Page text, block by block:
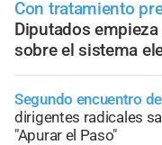
Con tratamiento
Diputados
sobre el sistema
Segundo encuentro
dirigentes radicales
"Apurar el Paso"